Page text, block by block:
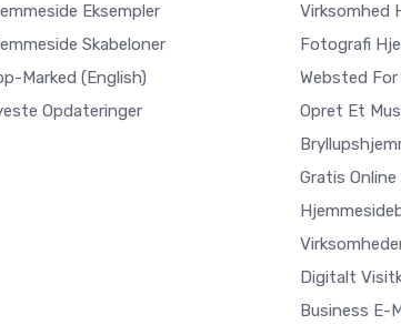
Eksempler
Skabeloner
Marked (English)
Opdateringer
Virksomhed
Fotografi
Websted
Opret Et
Gratis
Digitalt
Business E-